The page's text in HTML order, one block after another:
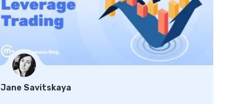
Jane Savitskaya